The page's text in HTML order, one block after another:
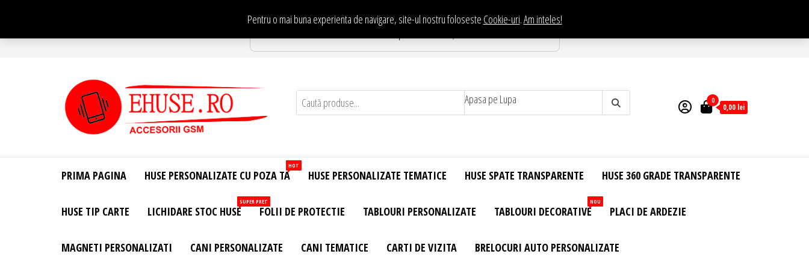
conținut
Pentru o mai buna experienta de navigare, site-ul nostru foloseste Cookie-uri.Am inteles!
Te asteptam in Showroom eHuse.ro
Site Oficial .
Huse
Personalizate
Huse
Personalizate
Telefon –
– Accesorii
Apasa pe Lupa 0
0,00 lei
PRIMA PAGINA HUSE PERSONALIZATE CU POZA TA
HOT
HUSE PERSONALIZATE TEMATICE HUSE SPATE TRANSPARENTE HUSE 360 GRADE TRANSPARENTE
HUSE TIP CARTE LICHIDARE STOC HUSE
SUPER PRET
FOLII DE PROTECTIE TABLOURI PERSONALIZATE TABLOURI DECORATIVE
NOU
PLACI DE ARDEZIE
MAGNETI PERSONALIZATI CANI PERSONALIZATE CANI TEMATICE CARTI DE VIZITA BRELOCURI AUTO PERSONALIZATE